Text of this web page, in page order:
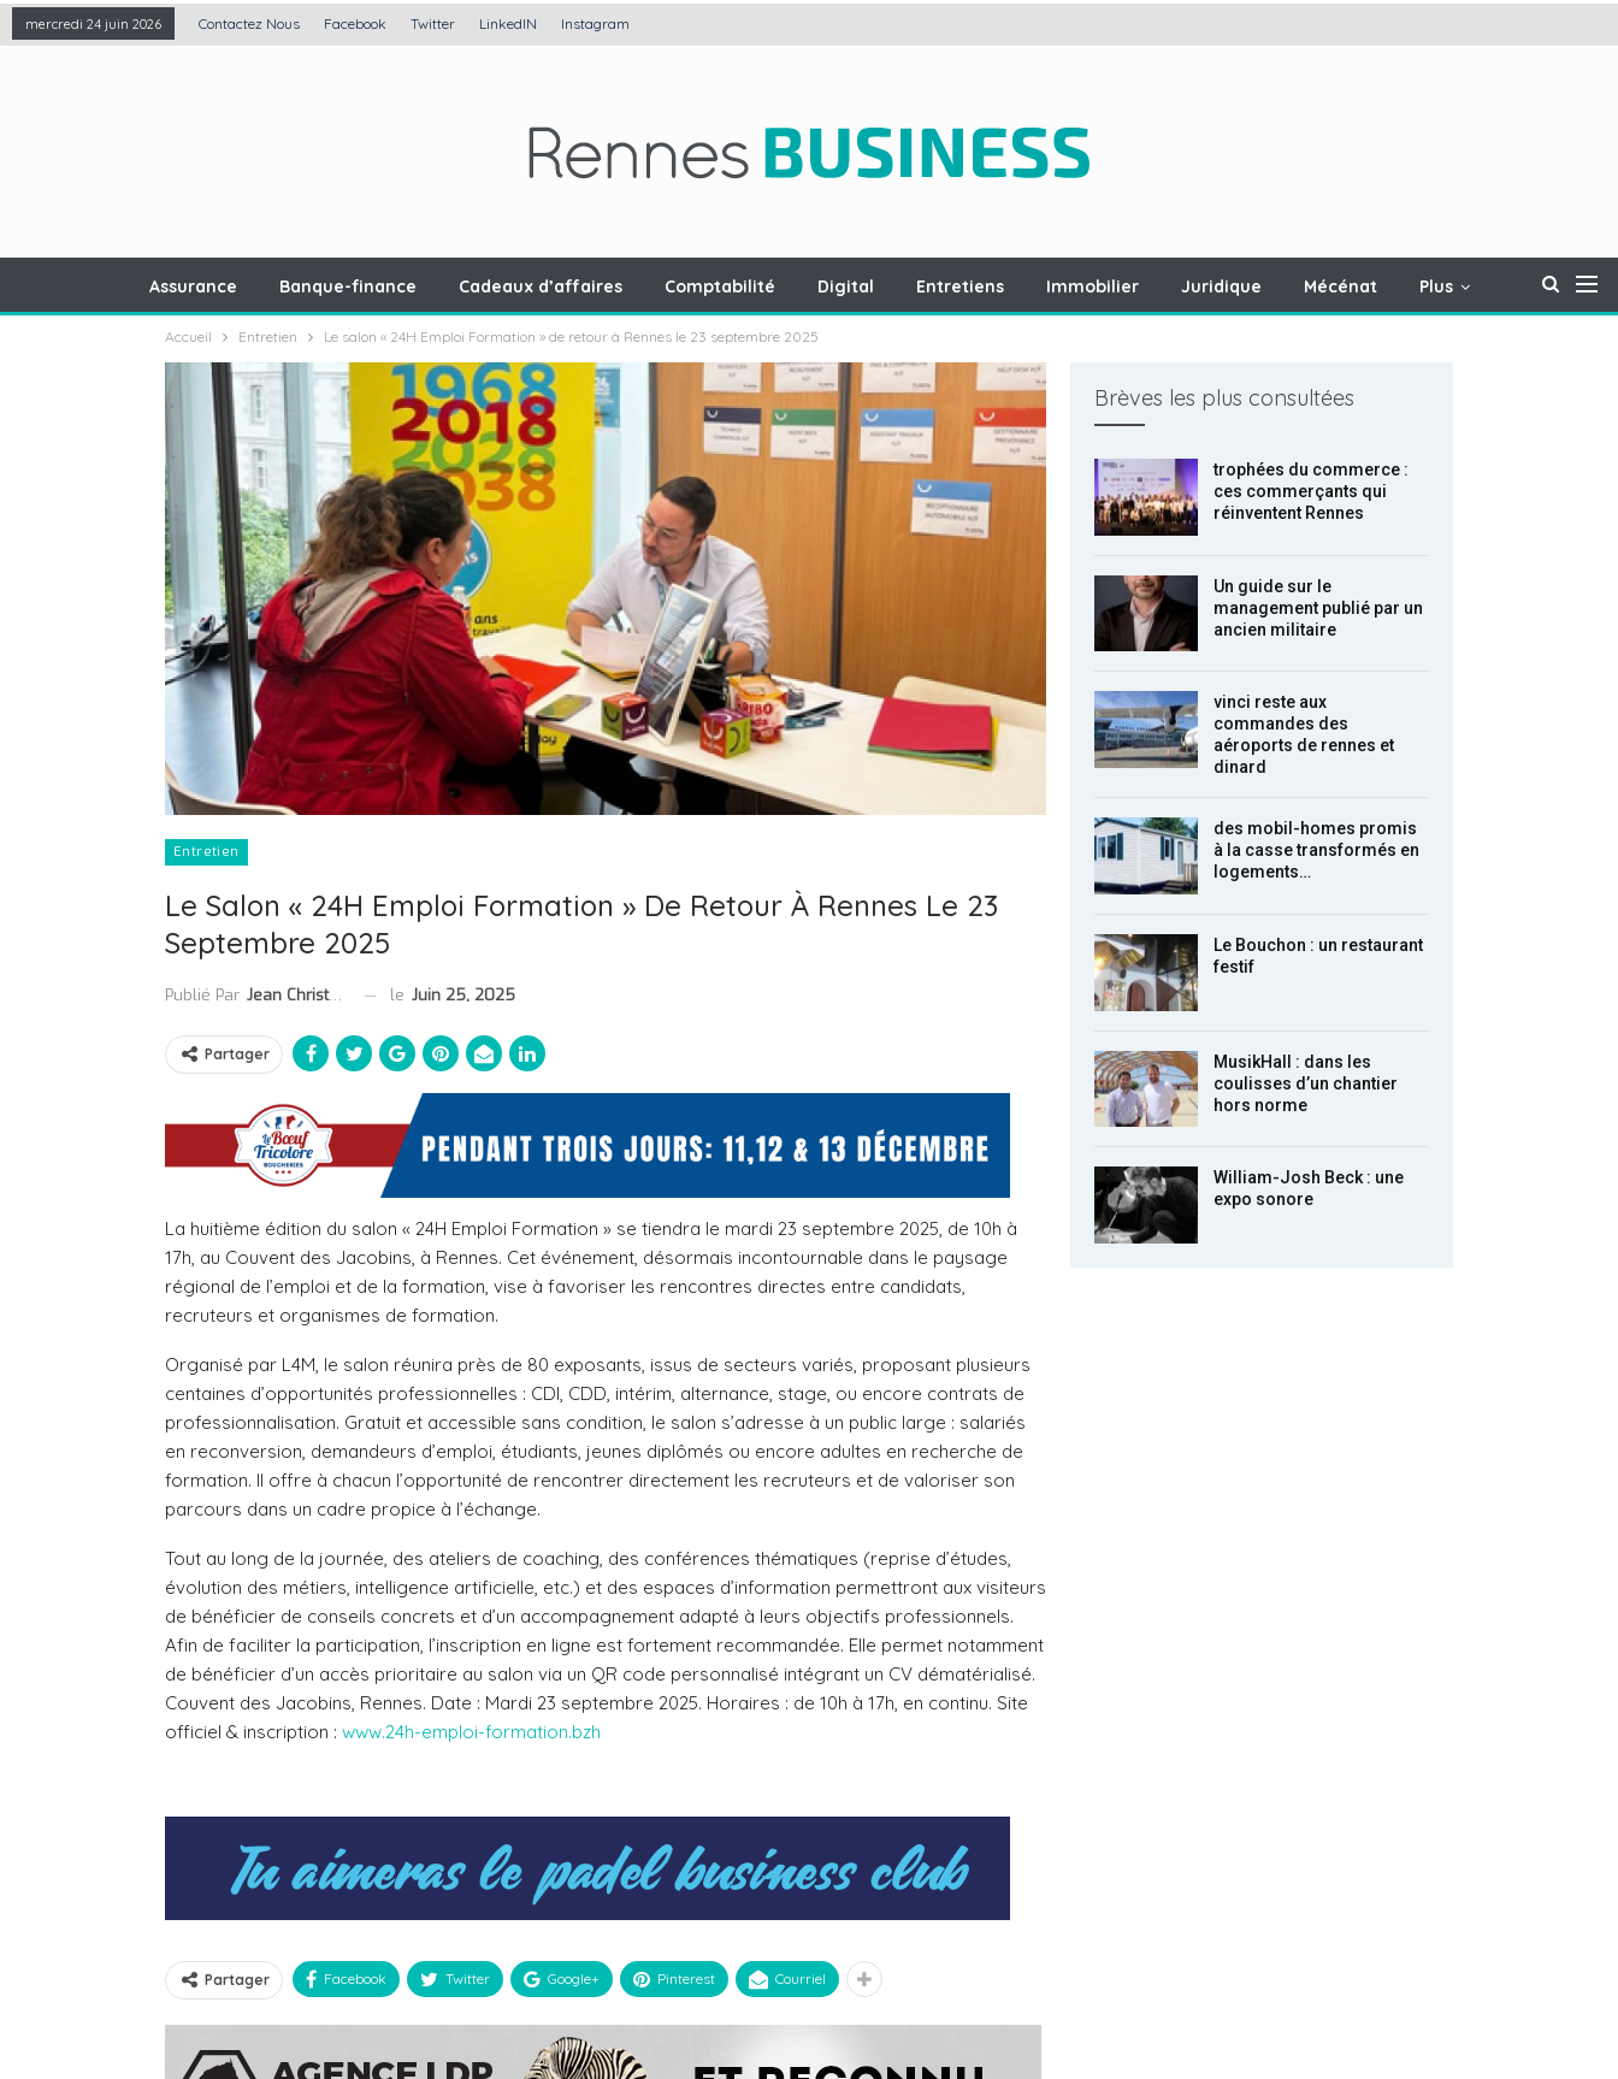
mercredi 24 juin 2026 Contactez Nous Facebook Twitter LinkedIN Instagram
Assurance Banque-finance Cadeaux d’affaires Comptabilité Digital Entretiens Immobilier Juridique Mécénat Plus
Accueil Entretien Le salon « 24H Emploi Formation » de retour à Rennes le 23 septembre 2025
Entretien
Le Salon « 24H Emploi Formation » De Retour À Rennes Le 23
Septembre 2025
Publié Par Jean Christophe Collet le Juin 25, 2025
Partager
La huitième édition du salon « 24H Emploi Formation » se tiendra le mardi 23 septembre 2025, de 10h à
17h, au Couvent des Jacobins, à Rennes. Cet événement, désormais incontournable dans le paysage
régional de l’emploi et de la formation, vise à favoriser les rencontres directes entre candidats,
recruteurs et organismes de formation.
Organisé par L4M, le salon réunira près de 80 exposants , issus de secteurs variés, proposant plusieurs
centaines d’opportunités professionnelles : CDI, CDD, intérim, alternance, stage, ou encore contrats de
professionnalisation. Gratuit et accessible sans condition, le salon s’adresse à un public large : salariés
en reconversion, demandeurs d’emploi, étudiants, jeunes diplômés ou encore adultes en recherche de
formation. Il offre à chacun l’opportunité de rencontrer directement les recruteurs et de valoriser son
parcours dans un cadre propice à l’échange.
Tout au long de la journée, des ateliers de coaching , des conférences thématiques (reprise d’études,
évolution des métiers, intelligence artificielle, etc.) et des espaces d’information permettront aux visiteurs
de bénéficier de conseils concrets et d’un accompagnement adapté à leurs objectifs professionnels.
Afin de faciliter la participation, l’inscription en ligne est fortement recommandée. Elle permet notamment
de bénéficier d’un accès prioritaire au salon via un QR code personnalisé intégrant un CV dématérialisé.
Couvent des Jacobins, Rennes. Date : Mardi 23 septembre 2025. Horaires : de 10h à 17h, en continu. Site
officiel & inscription : www.24h-emploi-formation.bzh
Partager Facebook Twitter Google+ Pinterest Courriel
Brèves les plus consultées
trophées du commerce :
ces commerçants qui
réinventent Rennes
Un guide sur le
management publié par un
ancien militaire
vinci reste aux
commandes des
aéroports de rennes et
dinard
des mobil-homes promis
à la casse transformés en
logements…
Le Bouchon : un restaurant
festif
MusikHall : dans les
coulisses d’un chantier
hors norme
William-Josh Beck : une
expo sonore